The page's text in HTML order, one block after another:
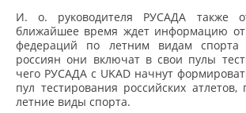
И. о. руководителя РУСАДА также
ближайшее время ждет информацию
федераций по летним видам
россиян они включат в свои пулы
чего РУСАДА с UKAD начнут
пул тестирования российских
летние виды спорта.